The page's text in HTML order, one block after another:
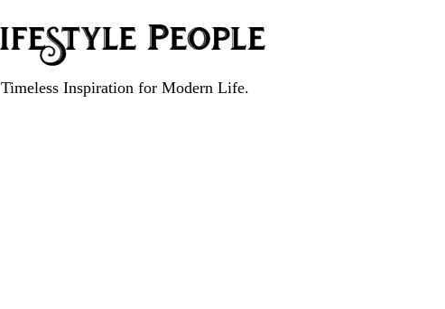
Timeless Inspiration for Modern Life.